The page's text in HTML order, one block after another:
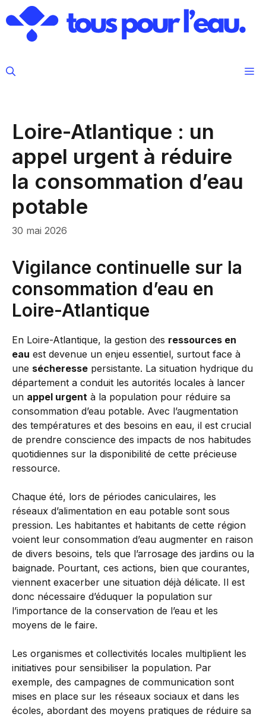
au
contenu
Loire-Atlantique : un
appel urgent à réduire
la consommation d’eau
potable
30 mai 2026
Vigilance continuelle sur la
consommation d’eau en
Loire-Atlantique
En Loire-Atlantique, la gestion des ressources en
eau est devenue un enjeu essentiel, surtout face à
une sécheresse persistante. La situation hydrique du
département a conduit les autorités locales à lancer
un appel urgent à la population pour réduire sa
consommation d’eau potable. Avec l’augmentation
des températures et des besoins en eau, il est crucial
de prendre conscience des impacts de nos habitudes
quotidiennes sur la disponibilité de cette précieuse
ressource.
Chaque été, lors de périodes caniculaires, les
réseaux d’alimentation en eau potable sont sous
pression. Les habitantes et habitants de cette région
voient leur consommation d’eau augmenter en raison
de divers besoins, tels que l’arrosage des jardins ou la
baignade. Pourtant, ces actions, bien que courantes,
viennent exacerber une situation déjà délicate. Il est
donc nécessaire d’éduquer la population sur
l’importance de la conservation de l’eau et les
moyens de le faire.
Les organismes et collectivités locales multiplient les
initiatives pour sensibiliser la population. Par
exemple, des campagnes de communication sont
mises en place sur les réseaux sociaux et dans les
écoles, abordant des moyens pratiques de réduire sa